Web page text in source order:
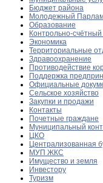
Бюджет района
Молодежный
Образование
Контрольно-счётный
Экономика
Территориальные
Здравоохранение
Противодействие
Поддержка
Официальные
Сельское хозяйство
Закупки и продажи
Контакты
Почетные граждане
Муниципальный
ЦКО
Централизованная
МУП ЖКС
Имущество и земля
Инвестору
Туризм